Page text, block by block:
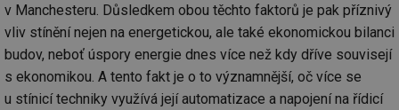
v Manchesteru. Důsledkem obou těchto faktorů je pak příznivý
vliv stínění nejen na energetickou, ale také ekonomickou bilanci
budov, neboť úspory energie dnes více než kdy dříve souvisejí
s ekonomikou. A tento fakt je o to významnější, oč více se
u stínicí techniky využívá její automatizace a napojení na řídicí